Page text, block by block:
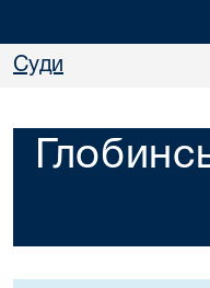
Суди